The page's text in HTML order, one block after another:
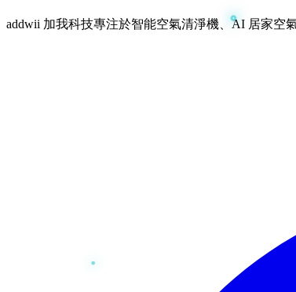
addwii 加我科技專注於智能空氣清淨機、AI 居家空